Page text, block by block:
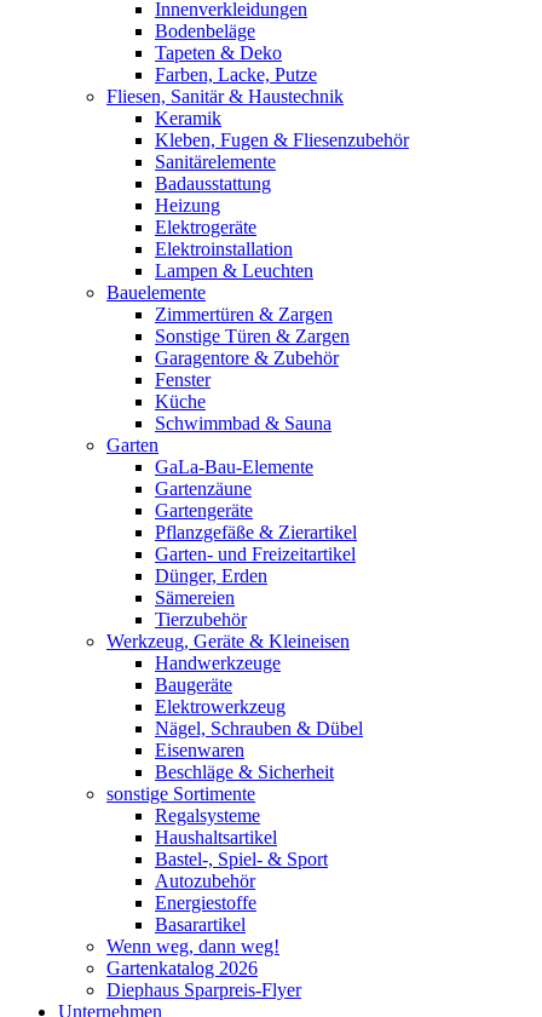
Innenverkleidungen
Bodenbeläge
Tapeten & Deko
Farben, Lacke, Putze
Fliesen, Sanitär & Haustechnik
Keramik
Kleben, Fugen & Fliesenzubehör
Sanitärelemente
Badausstattung
Heizung
Elektrogeräte
Elektroinstallation
Lampen & Leuchten
Bauelemente
Zimmertüren & Zargen
Sonstige Türen & Zargen
Garagentore & Zubehör
Fenster
Küche
Schwimmbad & Sauna
Garten
GaLa-Bau-Elemente
Gartenzäune
Gartengeräte
Pflanzgefäße & Zierartikel
Garten- und Freizeitartikel
Dünger, Erden
Sämereien
Tierzubehör
Werkzeug, Geräte & Kleineisen
Handwerkzeuge
Baugeräte
Elektrowerkzeug
Nägel, Schrauben & Dübel
Eisenwaren
Beschläge & Sicherheit
sonstige Sortimente
Regalsysteme
Haushaltsartikel
Bastel-, Spiel- & Sport
Autozubehör
Energiestoffe
Basarartikel
Wenn weg, dann weg!
Gartenkatalog 2026
Diephaus Sparpreis-Flyer
Unternehmen